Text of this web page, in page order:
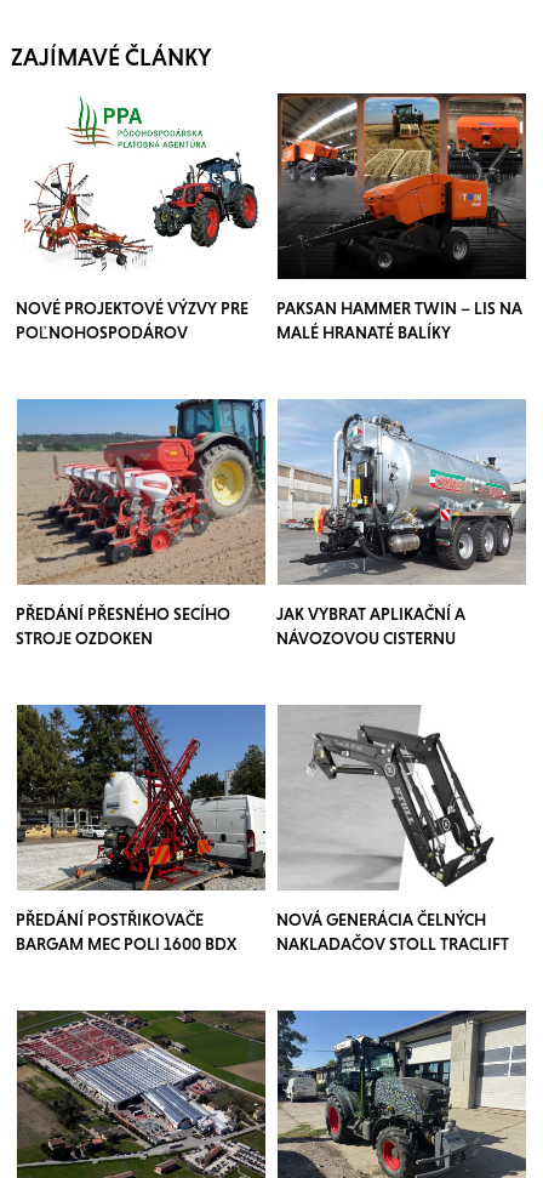
ZAJÍMAVÉ ČLÁNKY
NOVÉ PROJEKTOVÉ VÝZVY PRE
POĽNOHOSPODÁROV
PAKSAN HAMMER TWIN – LIS NA
MALÉ HRANATÉ BALÍKY
PŘEDÁNÍ PŘESNÉHO SECÍHO
STROJE OZDOKEN
JAK VYBRAT APLIKAČNÍ A
NÁVOZOVOU CISTERNU
PŘEDÁNÍ POSTŘIKOVAČE
BARGAM MEC POLI 1600 BDX
NOVÁ GENERÁCIA ČELNÝCH
NAKLADAČOV STOLL TRACLIFT